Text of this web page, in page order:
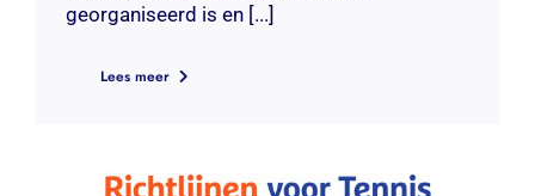
georganiseerd is en [...]
Lees meer